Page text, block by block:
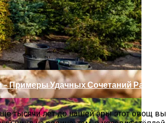
Примеры Удачных Сочетаний
тысячи лет до нашей эры этот овощ